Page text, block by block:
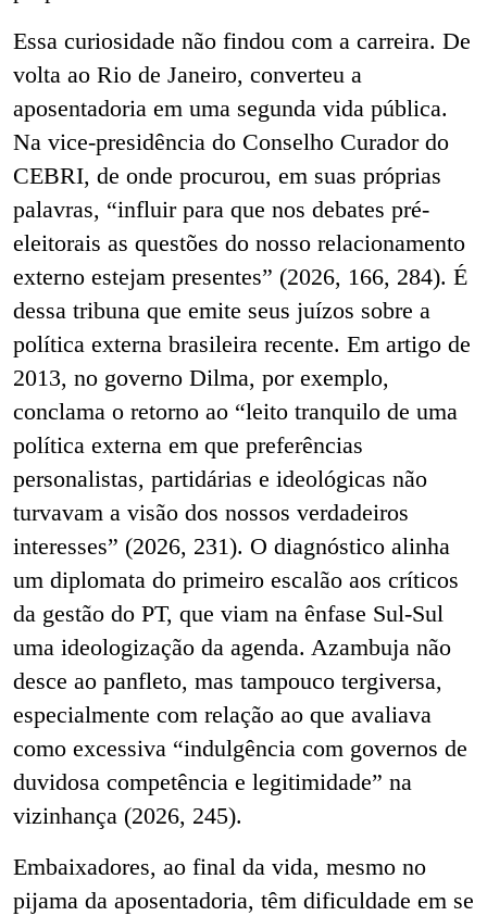
Essa curiosidade não findou com a carreira. De
volta ao Rio de Janeiro, converteu a
aposentadoria em uma segunda vida pública.
Na vice-presidência do Conselho Curador do
CEBRI, de onde procurou, em suas próprias
palavras, “influir para que nos debates pré-
eleitorais as questões do nosso relacionamento
externo estejam presentes” (2026, 166, 284). É
dessa tribuna que emite seus juízos sobre a
política externa brasileira recente. Em artigo de
2013, no governo Dilma, por exemplo,
conclama o retorno ao “leito tranquilo de uma
política externa em que preferências
personalistas, partidárias e ideológicas não
turvavam a visão dos nossos verdadeiros
interesses” (2026, 231). O diagnóstico alinha
um diplomata do primeiro escalão aos críticos
da gestão do PT, que viam na ênfase Sul-Sul
uma ideologização da agenda. Azambuja não
desce ao panfleto, mas tampouco tergiversa,
especialmente com relação ao que avaliava
como excessiva “indulgência com governos de
duvidosa competência e legitimidade” na
vizinhança (2026, 245).
Embaixadores, ao final da vida, mesmo no
pijama da aposentadoria, têm dificuldade em se